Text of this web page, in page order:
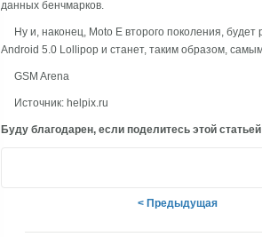
данных бенчмарков.
Ну и, наконец, Moto E второго поколения,
Android 5.0 Lollipop и станет, таким образом,
GSM Arena
Источник: helpix.ru
Буду благодарен, если поделитесь этой
< Предыдущая